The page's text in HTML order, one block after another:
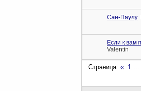
Сан-Паулу
Если к вам
Valentin
Страница:« 1 …